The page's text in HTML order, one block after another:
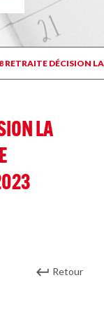
RETRAITE DÉCISION
LA
Retour